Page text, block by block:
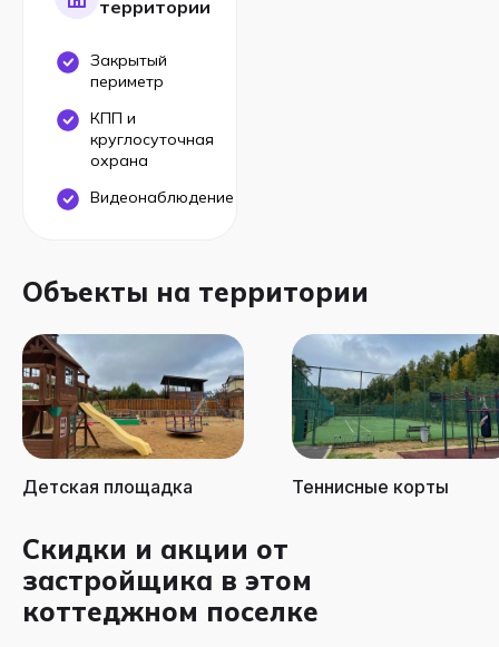
территории
Закрытый
периметр
КПП и
круглосуточная
охрана
Видеонаблюдение
Объекты на территории
Детская площадка Теннисные корты
Скидки и акции от
застройщика в этом
коттеджном поселке